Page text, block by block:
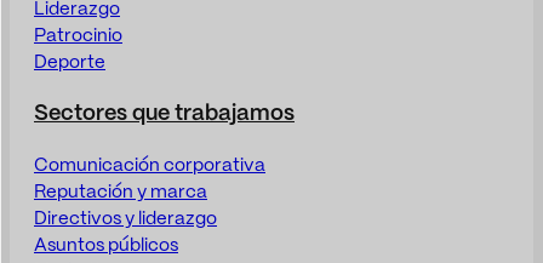
Liderazgo
Patrocinio
Deporte
Sectores que trabajamos
Comunicación corporativa
Reputación y marca
Directivos y liderazgo
Asuntos públicos